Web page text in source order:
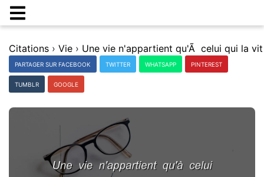
Citations › Vie ›
PARTAGER SUR FACEBOOK TWITTER WHATSAPP PINTEREST
TUMBLR GOOGLE